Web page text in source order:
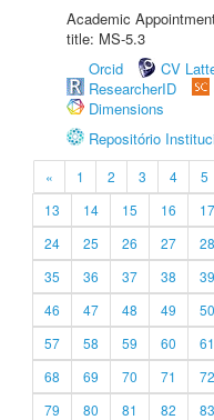
Academic
title: MS-5.3
Orcid
CV
ResearcherID
Dimensions
Repositório
« 1 2 3 4 5
13
14 15 16 17
24
25 26 27 28
35
36 37 38 39
46
47 48 49 50
57
58 59 60 61
68
69 70 71 72
79
80 81 82 83